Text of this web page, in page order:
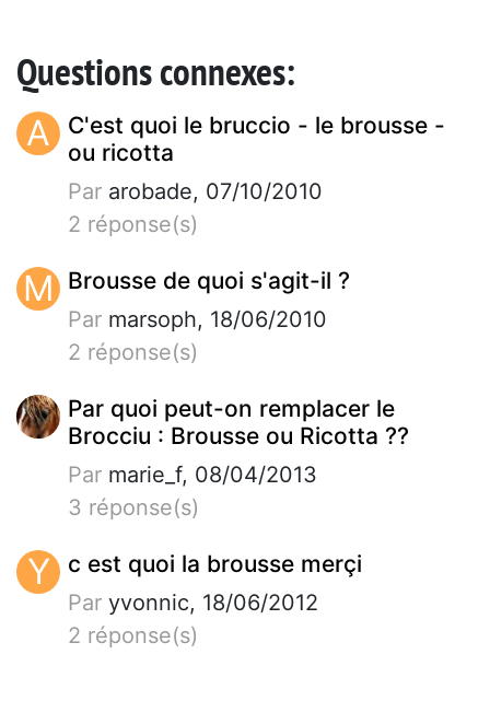
Questions connexes:
A
C'est quoi le bruccio - le brousse -
ou ricotta
Par arobade, 07/10/2010
2 réponse(s)
M Brousse de quoi s'agit-il ?
Par marsoph, 18/06/2010
2 réponse(s)
Par quoi peut-on remplacer le
Brocciu : Brousse ou Ricotta ??
Par marie_f, 08/04/2013
3 réponse(s)
Y c est quoi la brousse merçi
Par yvonnic, 18/06/2012
2 réponse(s)